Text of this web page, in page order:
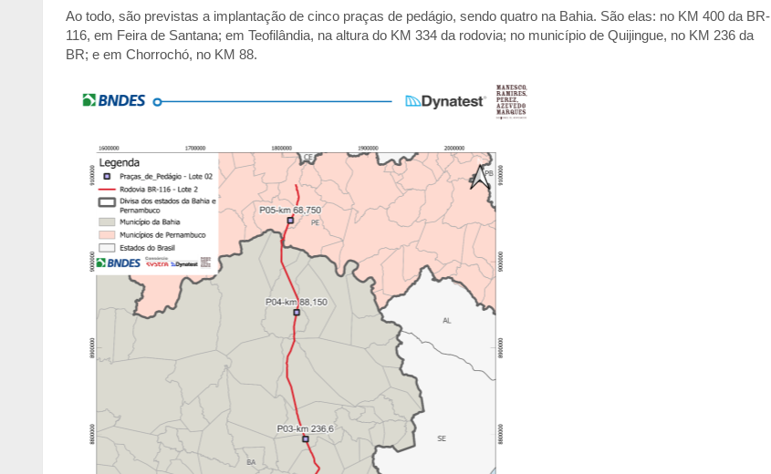
Ao todo, são previstas a implantação de cinco praças de pedágio, sendo quatro na Bahia. São elas: no KM 400 da BR-
116, em Feira de Santana; em Teofilândia, na altura do KM 334 da rodovia; no município de Quijingue, no KM 236 da
BR; e em Chorrochó, no KM 88.